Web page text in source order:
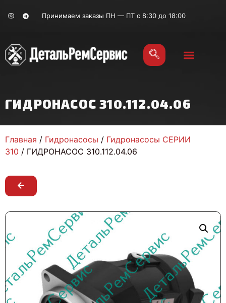
Принимаем заказы ПН — ПТ с 8:30 до 18:00
ГИДРОНАСОС 310.112.04.06
Главная / Гидронасосы / Гидронасосы СЕРИИ
310 / ГИДРОНАСОС 310.112.04.06